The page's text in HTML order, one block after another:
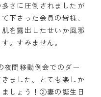
さに圧倒されましたが
下さった会員の皆様、
を露出したせいか風邪
。すみません。
間移動例会でのダー
ました。とても楽しか
しょう！②妻の誕生日